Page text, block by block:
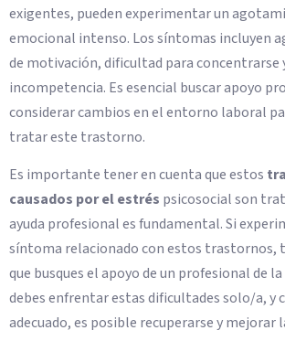
exigentes, pueden experimentar un
emocional intenso. Los síntomas incluyen
de motivación, dificultad para concentrarse
incompetencia. Es esencial buscar apoyo
considerar cambios en el entorno laboral
tratar este trastorno.
Es importante tener en cuenta que estos
causados por el estrés psicosocial son
ayuda profesional es fundamental. Si
síntoma relacionado con estos trastornos,
que busques el apoyo de un profesional de
debes enfrentar estas dificultades solo/a,
adecuado, es posible recuperarse y mejorar